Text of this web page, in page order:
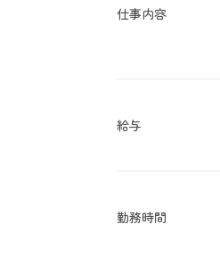
仕事内容
給与
勤務時間